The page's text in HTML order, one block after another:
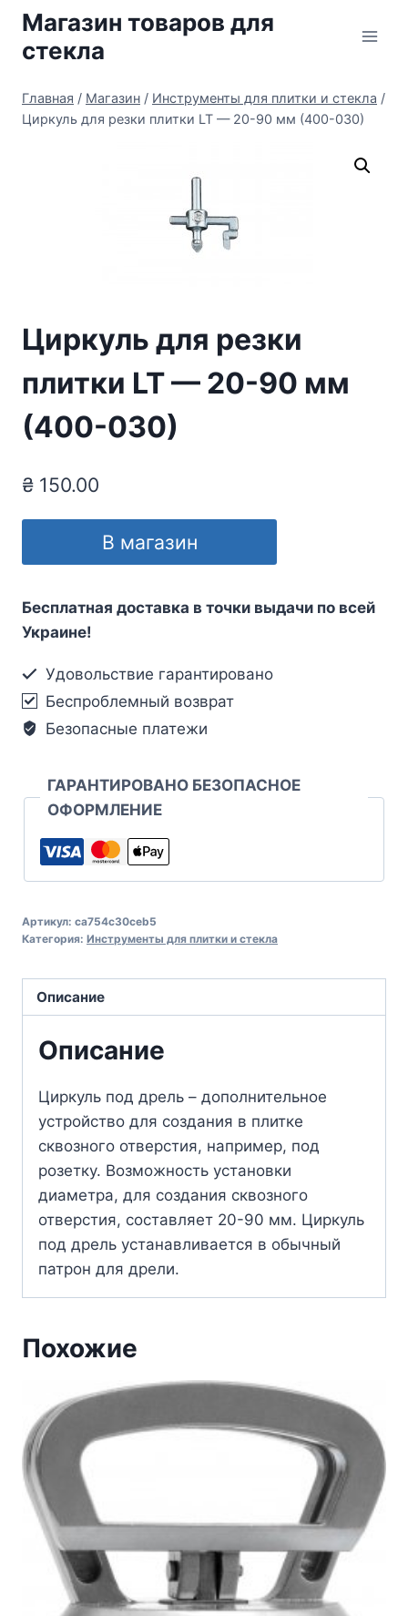
Перейти
содержимому
Магазин товаров для
стекла
Главная / Магазин / Инструменты для плитки и стекла /
Циркуль для резки плитки LT — 20-90 мм (400-030)
Циркуль для резки
плитки LT — 20-90 мм
(400-030)
₴ 150.00
В магазин
Бесплатная доставка в точки выдачи по всей
Украине!
Удовольствие гарантировано
Беспроблемный возврат
Безопасные платежи
ГАРАНТИРОВАНО БЕЗОПАСНОЕ
ОФОРМЛЕНИЕ
Артикул: ca754c30ceb5
Категория: Инструменты для плитки и стекла
Описание
Описание
Циркуль под дрель – дополнительное
устройство для создания в плитке
сквозного отверстия, например, под
розетку. Возможность установки
диаметра, для создания сквозного
отверстия, составляет 20-90 мм. Циркуль
под дрель устанавливается в обычный
патрон для дрели.
Похожие